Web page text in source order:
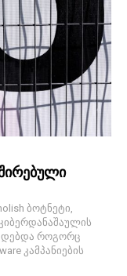
ბოტნეტი,
როგორც
კამპანიების